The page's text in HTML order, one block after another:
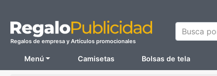
Regalos de empresa y Artículos promocionales
Busca
Menú Camisetas Bolsas de tela